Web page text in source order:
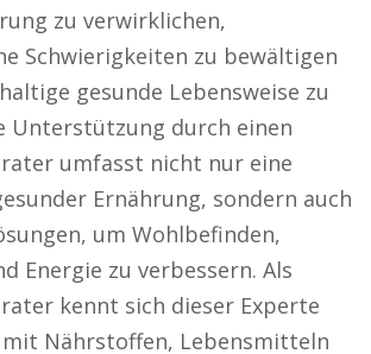
zu verwirklichen,
Schwierigkeiten zu bewältigen
gesunde Lebensweise zu
Unterstützung durch einen
umfasst nicht nur eine
Ernährung, sondern auch
um Wohlbefinden,
Energie zu verbessern. Als
kennt sich dieser Experte
Nährstoffen, Lebensmitteln